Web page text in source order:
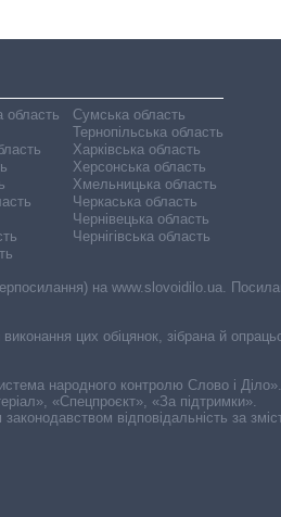
область
Сумська область
Тернопільська область
Харківська область
Херсонська область
Хмельницька область
Черкаська область
Чернівецька область
Чернігівська область
на www.slovoidilo.ua.
цих обіцянок, зібрана й
народного контролю Слово і Діло».
«Спецпроєкт», «За підтримки».
відповідальність за